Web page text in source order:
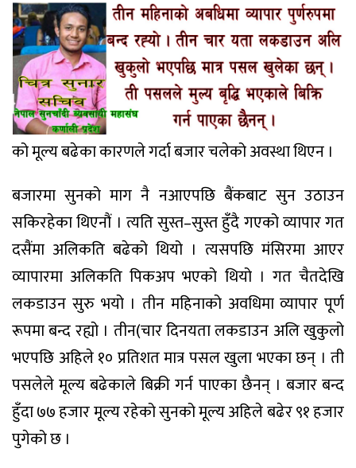
को मूल्य बढेका कारणले गर्दा बजार चलेको अवस्था थिएन ।
बजारमा सुनको माग नै नआएपछि बैंकबाट सुन उठाउन
सकिरहेका थिएनौं । त्यति सुस्त–सुस्त हुँदै गएको व्यापार गत
दसैंमा अलिकति बढेको थियो । त्यसपछि मंसिरमा आएर
व्यापारमा अलिकति पिकअप भएको थियो । गत चैतदेखि
लकडाउन सुरु भयो । तीन महिनाको अवधिमा व्यापार पूर्ण
रूपमा बन्द रह्यो । तीन(चार दिनयता लकडाउन अलि खुकुलो
भएपछि अहिले १० प्रतिशत मात्र पसल खुला भएका छन् । ती
पसलेले मूल्य बढेकाले बिक्री गर्न पाएका छैनन् । बजार बन्द
हुँदा ७७ हजार मूल्य रहेको सुनको मूल्य अहिले बढेर ९१ हजार
पुगेको छ ।